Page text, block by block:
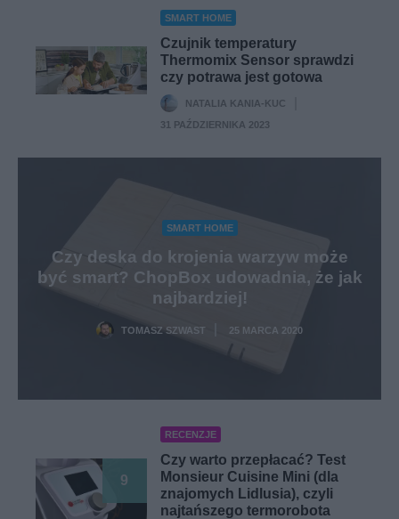
SMART HOME
Czujnik temperatury
Thermomix Sensor sprawdzi
czy potrawa jest gotowa
NATALIA KANIA-KUC
31 PAŹDZIERNIKA 2023
SMART HOME
Czy deska do krojenia warzyw może
być smart? ChopBox udowadnia, że jak
najbardziej!
TOMASZ SZWAST 25 MARCA 2020
9
RECENZJE
Czy warto przepłacać? Test
Monsieur Cuisine Mini (dla
znajomych Lidlusia), czyli
najtańszego termorobota